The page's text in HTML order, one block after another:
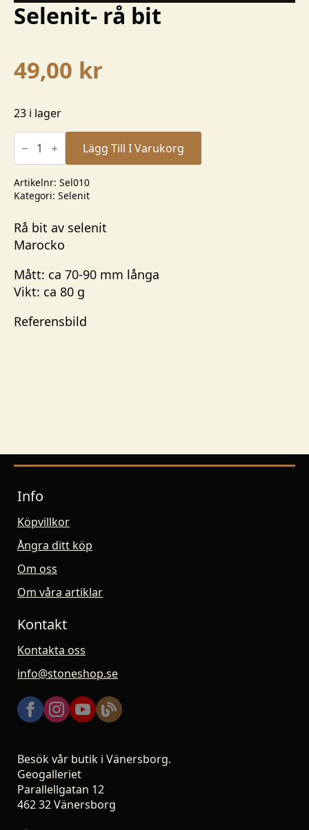
Selenit- rå bit
49,00 kr
23 i lager
Selenit-
rå
mängd
Lägg Till I Varukorg
Artikelnr: Sel010
Kategori: Selenit
Rå bit av selenit
Marocko
Mått: ca 70-90 mm långa
Vikt: ca 80 g
Referensbild
Info
Köpvillkor
Ångra ditt köp
Om oss
Om våra artiklar
Kontakt
Kontakta oss
info@stoneshop.se
Besök vår butik i Vänersborg.
Geogalleriet
Parallellgatan 12
462 32 Vänersborg